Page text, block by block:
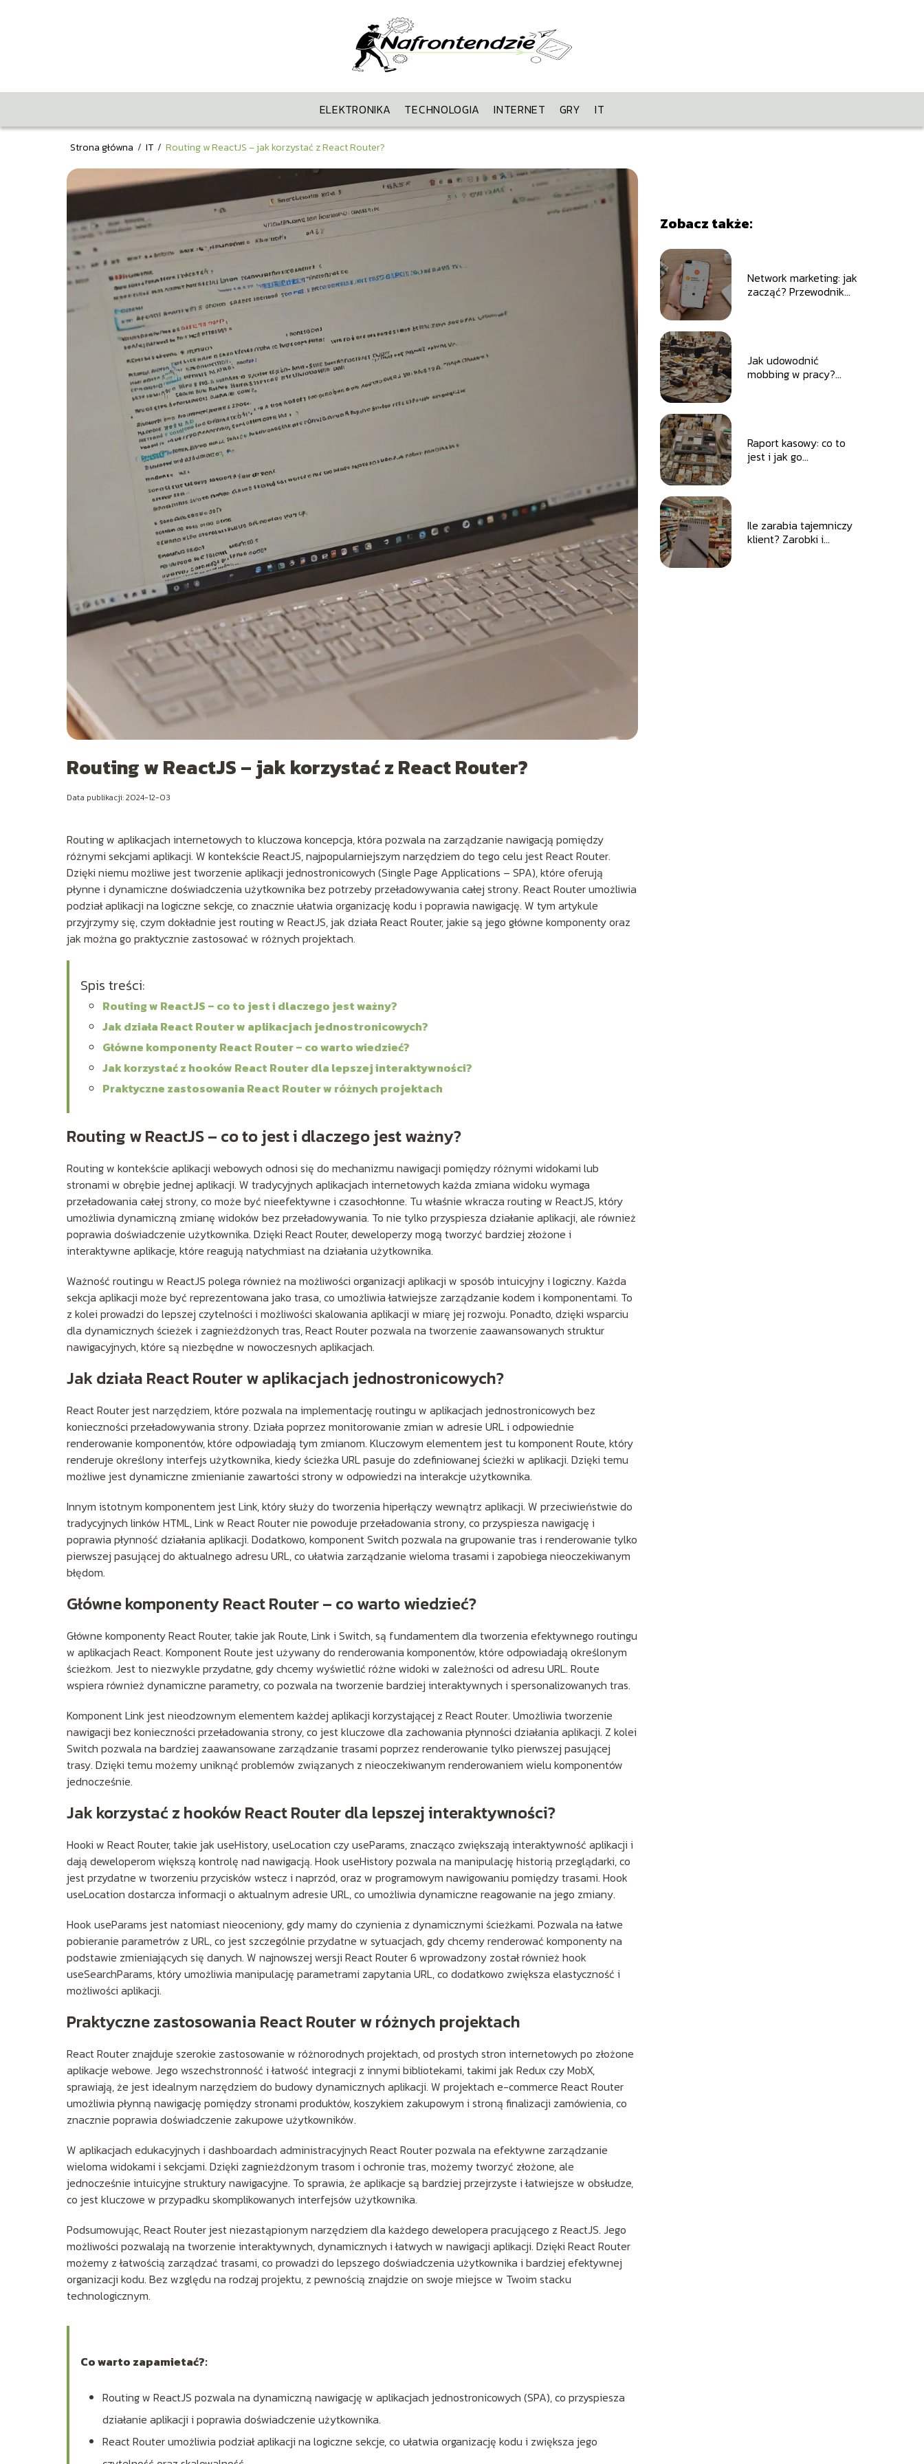
ELEKTRONIKA TECHNOLOGIA INTERNET GRY IT
Strona główna / IT / Routing w ReactJS – jak korzystać z React Router?
Routing w ReactJS – jak korzystać z React Router?
Data publikacji: 2024-12-03
Routing w aplikacjach internetowych to kluczowa koncepcja, która pozwala na zarządzanie nawigacją pomiędzy
różnymi sekcjami aplikacji. W kontekście ReactJS, najpopularniejszym narzędziem do tego celu jest React Router.
Dzięki niemu możliwe jest tworzenie aplikacji jednostronicowych (Single Page Applications – SPA), które oferują
płynne i dynamiczne doświadczenia użytkownika bez potrzeby przeładowywania całej strony. React Router umożliwia
podział aplikacji na logiczne sekcje, co znacznie ułatwia organizację kodu i poprawia nawigację. W tym artykule
przyjrzymy się, czym dokładnie jest routing w ReactJS, jak działa React Router, jakie są jego główne komponenty oraz
jak można go praktycznie zastosować w różnych projektach.
Spis treści:
Routing w ReactJS – co to jest i dlaczego jest ważny?
Jak działa React Router w aplikacjach jednostronicowych?
Główne komponenty React Router – co warto wiedzieć?
Jak korzystać z hooków React Router dla lepszej interaktywności?
Praktyczne zastosowania React Router w różnych projektach
Routing w ReactJS – co to jest i dlaczego jest ważny?
Routing w kontekście aplikacji webowych odnosi się do mechanizmu nawigacji pomiędzy różnymi widokami lub
stronami w obrębie jednej aplikacji. W tradycyjnych aplikacjach internetowych każda zmiana widoku wymaga
przeładowania całej strony, co może być nieefektywne i czasochłonne. Tu właśnie wkracza routing w ReactJS, który
umożliwia dynamiczną zmianę widoków bez przeładowywania. To nie tylko przyspiesza działanie aplikacji, ale również
poprawia doświadczenie użytkownika. Dzięki React Router, deweloperzy mogą tworzyć bardziej złożone i
interaktywne aplikacje, które reagują natychmiast na działania użytkownika.
Ważność routingu w ReactJS polega również na możliwości organizacji aplikacji w sposób intuicyjny i logiczny. Każda
sekcja aplikacji może być reprezentowana jako trasa, co umożliwia łatwiejsze zarządzanie kodem i komponentami. To
z kolei prowadzi do lepszej czytelności i możliwości skalowania aplikacji w miarę jej rozwoju. Ponadto, dzięki wsparciu
dla dynamicznych ścieżek i zagnieżdżonych tras, React Router pozwala na tworzenie zaawansowanych struktur
nawigacyjnych, które są niezbędne w nowoczesnych aplikacjach.
Jak działa React Router w aplikacjach jednostronicowych?
React Router jest narzędziem, które pozwala na implementację routingu w aplikacjach jednostronicowych bez
konieczności przeładowywania strony. Działa poprzez monitorowanie zmian w adresie URL i odpowiednie
renderowanie komponentów, które odpowiadają tym zmianom. Kluczowym elementem jest tu komponent Route, który
renderuje określony interfejs użytkownika, kiedy ścieżka URL pasuje do zdefiniowanej ścieżki w aplikacji. Dzięki temu
możliwe jest dynamiczne zmienianie zawartości strony w odpowiedzi na interakcje użytkownika.
Innym istotnym komponentem jest Link, który służy do tworzenia hiperłączy wewnątrz aplikacji. W przeciwieństwie do
tradycyjnych linków HTML, Link w React Router nie powoduje przeładowania strony, co przyspiesza nawigację i
poprawia płynność działania aplikacji. Dodatkowo, komponent Switch pozwala na grupowanie tras i renderowanie tylko
pierwszej pasującej do aktualnego adresu URL, co ułatwia zarządzanie wieloma trasami i zapobiega nieoczekiwanym
błędom.
Główne komponenty React Router – co warto wiedzieć?
Główne komponenty React Router, takie jak Route, Link i Switch, są fundamentem dla tworzenia efektywnego routingu
w aplikacjach React. Komponent Route jest używany do renderowania komponentów, które odpowiadają określonym
ścieżkom. Jest to niezwykle przydatne, gdy chcemy wyświetlić różne widoki w zależności od adresu URL. Route
wspiera również dynamiczne parametry, co pozwala na tworzenie bardziej interaktywnych i spersonalizowanych tras.
Komponent Link jest nieodzownym elementem każdej aplikacji korzystającej z React Router. Umożliwia tworzenie
nawigacji bez konieczności przeładowania strony, co jest kluczowe dla zachowania płynności działania aplikacji. Z kolei
Switch pozwala na bardziej zaawansowane zarządzanie trasami poprzez renderowanie tylko pierwszej pasującej
trasy. Dzięki temu możemy uniknąć problemów związanych z nieoczekiwanym renderowaniem wielu komponentów
jednocześnie.
Jak korzystać z hooków React Router dla lepszej interaktywności?
Hooki w React Router, takie jak useHistory, useLocation czy useParams, znacząco zwiększają interaktywność aplikacji i
dają deweloperom większą kontrolę nad nawigacją. Hook useHistory pozwala na manipulację historią przeglądarki, co
jest przydatne w tworzeniu przycisków wstecz i naprzód, oraz w programowym nawigowaniu pomiędzy trasami. Hook
useLocation dostarcza informacji o aktualnym adresie URL, co umożliwia dynamiczne reagowanie na jego zmiany.
Hook useParams jest natomiast nieoceniony, gdy mamy do czynienia z dynamicznymi ścieżkami. Pozwala na łatwe
pobieranie parametrów z URL, co jest szczególnie przydatne w sytuacjach, gdy chcemy renderować komponenty na
podstawie zmieniających się danych. W najnowszej wersji React Router 6 wprowadzony został również hook
useSearchParams, który umożliwia manipulację parametrami zapytania URL, co dodatkowo zwiększa elastyczność i
możliwości aplikacji.
Praktyczne zastosowania React Router w różnych projektach
React Router znajduje szerokie zastosowanie w różnorodnych projektach, od prostych stron internetowych po złożone
aplikacje webowe. Jego wszechstronność i łatwość integracji z innymi bibliotekami, takimi jak Redux czy MobX,
sprawiają, że jest idealnym narzędziem do budowy dynamicznych aplikacji. W projektach e-commerce React Router
umożliwia płynną nawigację pomiędzy stronami produktów, koszykiem zakupowym i stroną finalizacji zamówienia, co
znacznie poprawia doświadczenie zakupowe użytkowników.
W aplikacjach edukacyjnych i dashboardach administracyjnych React Router pozwala na efektywne zarządzanie
wieloma widokami i sekcjami. Dzięki zagnieżdżonym trasom i ochronie tras, możemy tworzyć złożone, ale
jednocześnie intuicyjne struktury nawigacyjne. To sprawia, że aplikacje są bardziej przejrzyste i łatwiejsze w obsłudze,
co jest kluczowe w przypadku skomplikowanych interfejsów użytkownika.
Podsumowując, React Router jest niezastąpionym narzędziem dla każdego dewelopera pracującego z ReactJS. Jego
możliwości pozwalają na tworzenie interaktywnych, dynamicznych i łatwych w nawigacji aplikacji. Dzięki React Router
możemy z łatwością zarządzać trasami, co prowadzi do lepszego doświadczenia użytkownika i bardziej efektywnej
organizacji kodu. Bez względu na rodzaj projektu, z pewnością znajdzie on swoje miejsce w Twoim stacku
technologicznym.
Co warto zapamietać?:
Routing w ReactJS pozwala na dynamiczną nawigację w aplikacjach jednostronicowych (SPA), co przyspiesza
działanie aplikacji i poprawia doświadczenie użytkownika.
React Router umożliwia podział aplikacji na logiczne sekcje, co ułatwia organizację kodu i zwiększa jego
Zobacz także:
Network marketing: jak
zacząć? Przewodnik
Jak udowodnić
mobbing w pracy?
Raport kasowy: co to
jest i jak go
Ile zarabia tajemniczy
klient? Zarobki i